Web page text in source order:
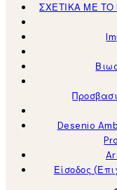
ΣΧΕΤΙΚΑ ΜΕ ΤΟ
Desenio
Είσοδος